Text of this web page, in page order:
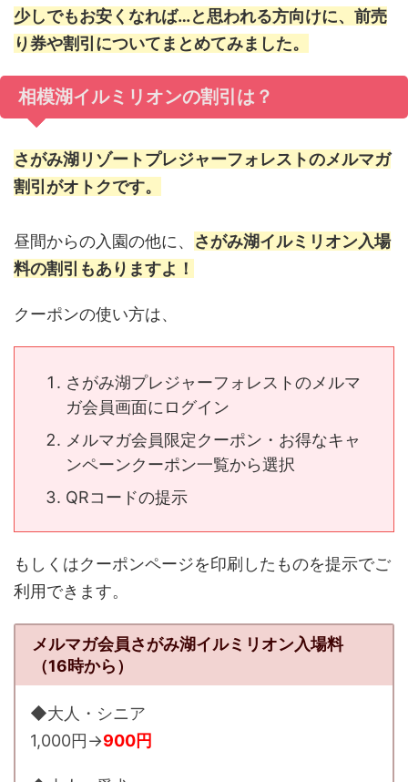
少しでもお安くなれば…と思われる方向けに、前売
り券や割引についてまとめてみました。
相模湖イルミリオンの割引は？
さがみ湖リゾートプレジャーフォレストのメルマガ
割引がオトクです。
昼間からの入園の他に、 さがみ湖イルミリオン入場
料の割引もありますよ！
クーポンの使い方は、
さがみ湖プレジャーフォレストのメルマ
ガ会員画面にログイン
メルマガ会員限定クーポン・お得なキャ
ンペーンクーポン一覧から選択
QRコードの提示
もしくはクーポンページを印刷したものを提示でご
利用できます。
メルマガ会員さがみ湖イルミリオン入場料
（16時から）
◆大人・シニア
1,000円→900円